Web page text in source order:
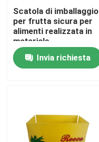
Su di noi
Visita alla fabbrica
Contattaci
Scatola di imballaggio
per frutta sicura per
alimenti realizzata in
materiale
polipropilene che
offre caratteristiche
impermeabili e
Invia richiesta